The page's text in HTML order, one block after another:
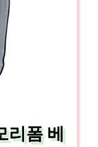
리폼 베